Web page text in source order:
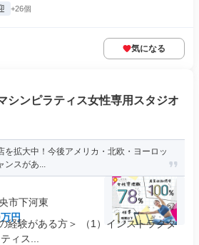
+26個
気になる
ンピラティス女性専用スタジオ
を拡大中！今後アメリカ・北欧・ヨーロッ
ンスがあ...
市下河東
円
経験がある方＞ （1）インストラクタ
ィス...